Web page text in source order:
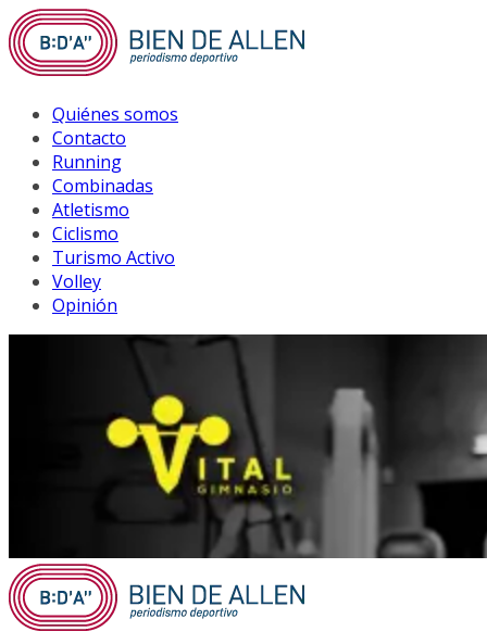
Saltar
al
contenido
Quiénes somos
Contacto
Running
Combinadas
Atletismo
Ciclismo
Turismo Activo
Volley
Opinión